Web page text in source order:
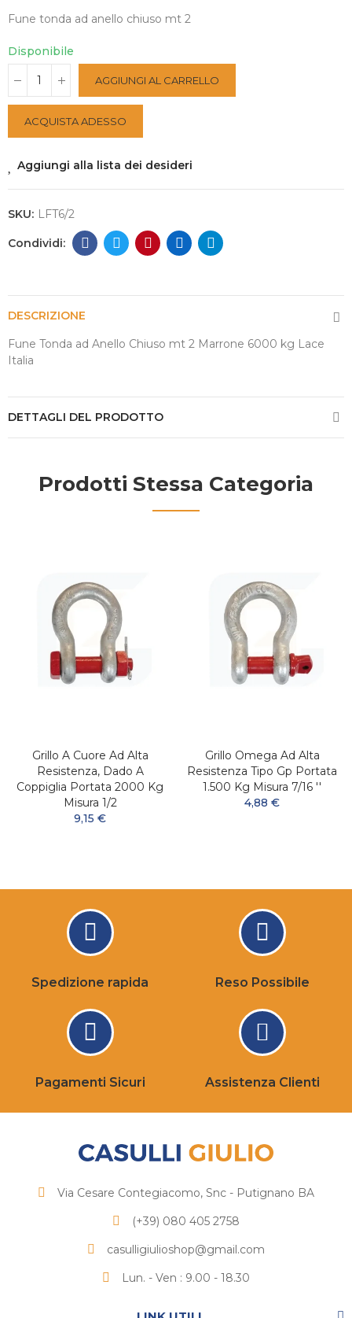
Fune tonda ad anello chiuso mt 2
Disponibile
AGGIUNGI AL CARRELLO
ACQUISTA ADESSO
Aggiungi alla lista dei desideri
SKU: LFT6/2
DESCRIZIONE
Fune Tonda ad Anello Chiuso mt 2 Marrone 6000 kg Lace
Italia
DETTAGLI DEL PRODOTTO
Prodotti Stessa Categoria
Grillo A Cuore Ad Alta
Resistenza, Dado A
Coppiglia Portata 2000 Kg
Misura 1/2
9,15 €
Grillo Omega Ad Alta
Resistenza Tipo Gp Portata
1.500 Kg Misura 7/16 ''
4,88 €
Spedizione rapida Reso Possibile
Pagamenti Sicuri Assistenza Clienti
Via Cesare Contegiacomo, Snc - Putignano BA
(+39) 080 405 2758
casulligiulioshop@gmail.com
Lun. - Ven : 9.00 - 18.30